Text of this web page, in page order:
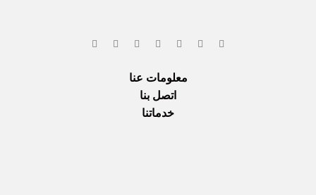
معلومات عنا
اتصل بنا
خدماتنا